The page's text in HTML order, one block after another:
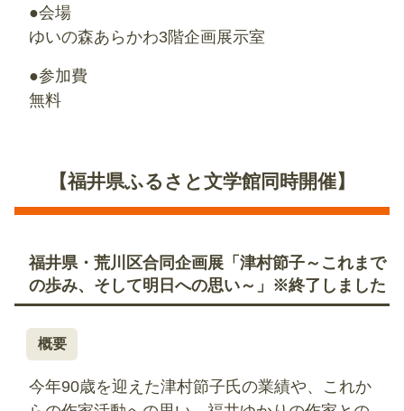
●会場
ゆいの森あらかわ3階企画展示室
●参加費
無料
【福井県ふるさと文学館同時開催】
福井県・荒川区合同企画展「津村節子～これまで
の歩み、そして明日への思い～」※終了しました
概要
今年90歳を迎えた津村節子氏の業績や、これか